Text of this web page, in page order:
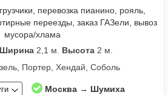
перевозка пианино, рояль,
переезды, заказ ГАЗели, вывоз
мусора/хлама
Ширина2,1 м. Высота2 м.
Портер, Хендай, Соболь
Москва → Шумиха